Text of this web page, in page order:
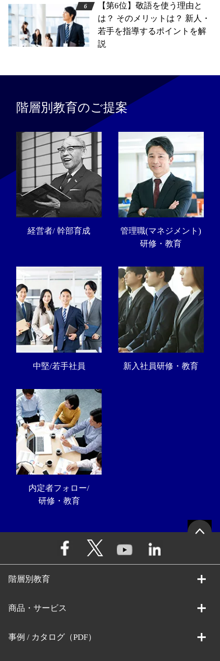
【第6位】敬語を使う理由と
は？ そのメリットは？ 新人・
若手を指導するポイントを解
説
階層別教育のご提案
経営者/ 幹部育成
管理職(マネジメント)
研修・教育
中堅/若手社員 新入社員研修・教育
内定者フォロー/
研修・教育
階層別教育
商品・サービス
事例 / カタログ（PDF）